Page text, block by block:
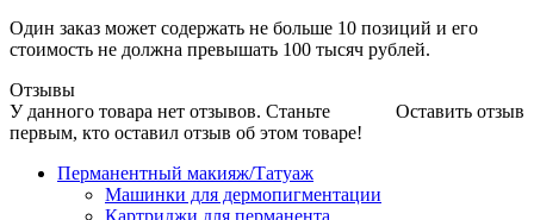
Один заказ может содержать не больше 10 позиций и его
стоимость не должна превышать 100 тысяч рублей.
Отзывы
Оставить отзыв
У данного товара нет отзывов. Станьте
первым, кто оставил отзыв об этом товаре!
Перманентный макияж/Татуаж
Машинки для дермопигментации